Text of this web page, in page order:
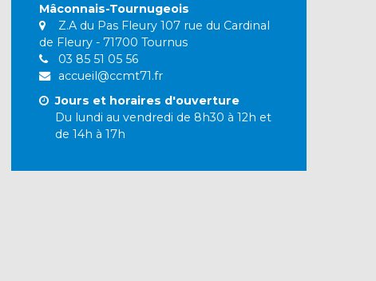
Mâconnais-Tournugeois
Z.A du Pas Fleury 107 rue du Cardinal
de Fleury - 71700 Tournus
03 85 51 05 56
accueil@ccmt71.fr
Jours et horaires d'ouverture
Du lundi au vendredi de 8h30 à 12h et
de 14h à 17h